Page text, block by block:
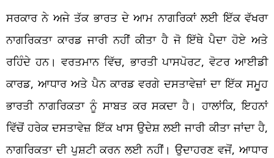
ਸਰਕਾਰ ਨੇ ਅਜੇ ਤੱਕ ਭਾਰਤ ਦੇ ਆਮ ਨਾਗਰਿਕਾਂ ਲਈ ਇੱਕ ਵੱਖਰਾ
ਨਾਗਰਿਕਤਾ ਕਾਰਡ ਜਾਰੀ ਨਹੀਂ ਕੀਤਾ ਹੈ ਜੋ ਇੱਥੇ ਪੈਦਾ ਹੋਏ ਅਤੇ
ਰਹਿੰਦੇ ਹਨ। ਵਰਤਮਾਨ ਵਿੱਚ, ਭਾਰਤੀ ਪਾਸਪੋਰਟ, ਵੋਟਰ ਆਈਡੀ
ਕਾਰਡ, ਆਧਾਰ ਅਤੇ ਪੈਨ ਕਾਰਡ ਵਰਗੇ ਦਸਤਾਵੇਜ਼ਾਂ ਦਾ ਇੱਕ ਸਮੂਹ
ਭਾਰਤੀ ਨਾਗਰਿਕਤਾ ਨੂੰ ਸਾਬਤ ਕਰ ਸਕਦਾ ਹੈ। ਹਾਲਾਂਕਿ, ਇਹਨਾਂ
ਵਿੱਚੋਂ ਹਰੇਕ ਦਸਤਾਵੇਜ਼ ਇੱਕ ਖਾਸ ਉਦੇਸ਼ ਲਈ ਜਾਰੀ ਕੀਤਾ ਜਾਂਦਾ ਹੈ,
ਨਾਗਰਿਕਤਾ ਦੀ ਪੁਸ਼ਟੀ ਕਰਨ ਲਈ ਨਹੀਂ। ਉਦਾਹਰਣ ਵਜੋਂ, ਆਧਾਰ